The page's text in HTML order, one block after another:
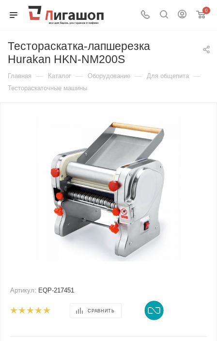
0
Тестораскатка-лапшерезка
Hurakan HKN-NM200S
Главная — Каталог — Оборудование — Для общепита —
Тестораскаточные машины
Артикул: EQP-217451
СРАВНИТЬ